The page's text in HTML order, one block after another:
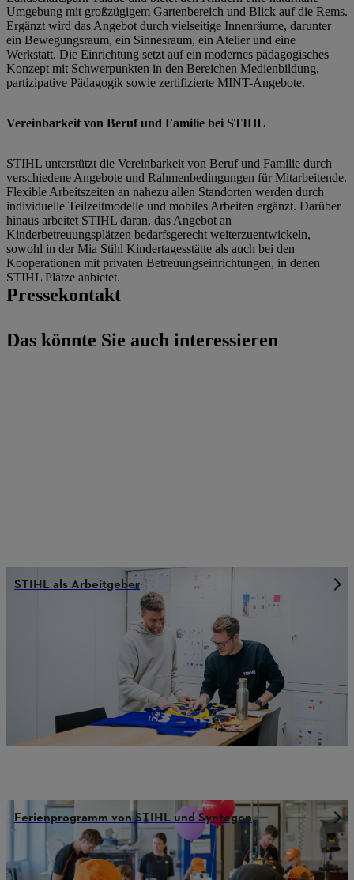
Umgebung mit großzügigem Gartenbereich und Blick auf die Rems.
Ergänzt wird das Angebot durch vielseitige Innenräume, darunter
ein Bewegungsraum, ein Sinnesraum, ein Atelier und eine
Werkstatt. Die Einrichtung setzt auf ein modernes pädagogisches
Konzept mit Schwerpunkten in den Bereichen Medienbildung,
partizipative Pädagogik sowie zertifizierte MINT-Angebote.
Vereinbarkeit von Beruf und Familie bei STIHL
STIHL unterstützt die Vereinbarkeit von Beruf und Familie durch
verschiedene Angebote und Rahmenbedingungen für Mitarbeitende.
Flexible Arbeitszeiten an nahezu allen Standorten werden durch
individuelle Teilzeitmodelle und mobiles Arbeiten ergänzt. Darüber
hinaus arbeitet STIHL daran, das Angebot an
Kinderbetreuungsplätzen bedarfsgerecht weiterzuentwickeln,
sowohl in der Mia Stihl Kindertagesstätte als auch bei den
Kooperationen mit privaten Betreuungseinrichtungen, in denen
STIHL Plätze anbietet.
Pressekontakt
Das könnte Sie auch interessieren
STIHL als Arbeitgeber
Ferienprogramm von STIHL und Syntegon